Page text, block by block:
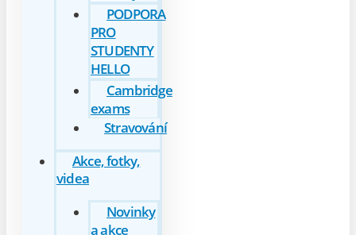
PODPORA
PRO
STUDENTY
HELLO
Cambridge
exams
Stravování
Akce, fotky,
videa
Novinky
a akce